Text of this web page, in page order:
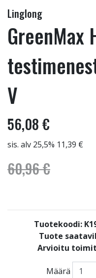
Linglong
GreenMax
V
56,08 €
sis. alv 25,5% 11,39 €
60,96 €
Tuotekoodi:
Tuote
Arvioitu
Määrä